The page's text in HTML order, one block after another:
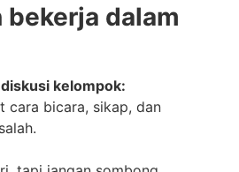
bekerja dalam
kelompok:
cara bicara, sikap, dan